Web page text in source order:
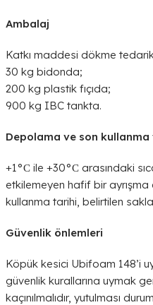
Ambalaj
Katkı maddesi dökme
30 kg bidonda;
200 kg plastik fıçıda;
900 kg IBC tankta.
Depolama ve son kullanma
+1°С ile +30°С arasındaki
etkilemeyen hafif bir ayrışma
kullanma tarihi, belirtilen
Güvenlik önlemleri
Köpük kesici Ubifoam 148’i
güvenlik kurallarına uymak
kaçınılmalıdır, yutulması